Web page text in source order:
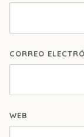
CORREO
WEB